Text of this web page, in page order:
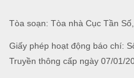
Tòa soạn: Tòa nhà Cục Tần
Giấy phép hoạt động báo chí:
Truyền thông cấp ngày 07/01/